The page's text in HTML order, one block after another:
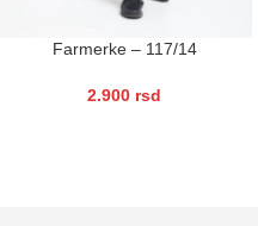
Farmerke – 117/14
2.900 rsd